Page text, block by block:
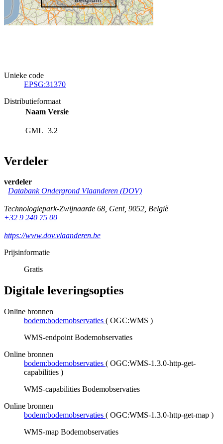
Unieke code
EPSG:31370
Distributieformaat
Naam Versie
GML 3.2
Verdeler
verdeler
Databank Ondergrond Vlaanderen (DOV)
Technologiepark-Zwijnaarde 68, Gent, 9052, België
+32 9 240 75 00
https://www.dov.vlaanderen.be
Prijsinformatie
Gratis
Digitale leveringsopties
Online bronnen
bodem:bodemobservaties ( OGC:WMS )
WMS-endpoint Bodemobservaties
Online bronnen
bodem:bodemobservaties ( OGC:WMS-1.3.0-http-get-
capabilities )
WMS-capabilities Bodemobservaties
Online bronnen
bodem:bodemobservaties ( OGC:WMS-1.3.0-http-get-map )
WMS-map Bodemobservaties